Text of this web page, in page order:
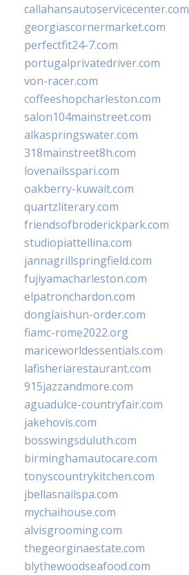
callahansautoservicecenter.com
georgiascornermarket.com
perfectfit24-7.com
portugalprivatedriver.com
von-racer.com
coffeeshopcharleston.com
salon104mainstreet.com
alkaspringswater.com
318mainstreet8h.com
lovenailsspari.com
oakberry-kuwait.com
quartzliterary.com
friendsofbroderickpark.com
studiopiattellina.com
jannagrillspringfield.com
fujiyamacharleston.com
elpatronchardon.com
donglaishun-order.com
fiamc-rome2022.org
mariceworldessentials.com
lafisheriarestaurant.com
915jazzandmore.com
aguadulce-countryfair.com
jakehovis.com
bosswingsduluth.com
birminghamautocare.com
tonyscountrykitchen.com
jbellasnailspa.com
mychaihouse.com
alvisgrooming.com
thegeorginaestate.com
blythewoodseafood.com